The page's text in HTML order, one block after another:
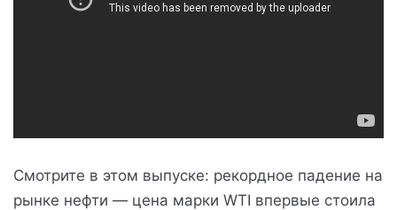
Смотрите в этом выпуске: рекордное падение на
рынке нефти — цена марки WTI впервые стоила